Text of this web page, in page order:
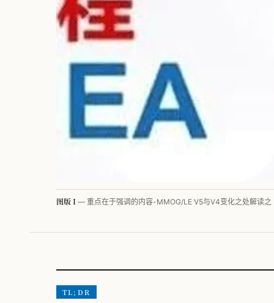
图版 I — 重点在于强调的内容-MMOG/LE V5与V4变化之处解读之
TL;DR